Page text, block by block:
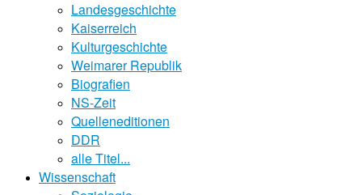
Landesgeschichte
Kaiserreich
Kulturgeschichte
Weimarer Republik
Biografien
NS-Zeit
Quelleneditionen
DDR
alle Titel...
Wissenschaft